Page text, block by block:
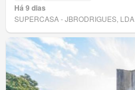
Há 9 dias
SUPERCASA - JBRODRIGUES, LDA